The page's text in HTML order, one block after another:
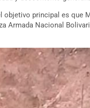
objetivo principal es que
Armada Nacional